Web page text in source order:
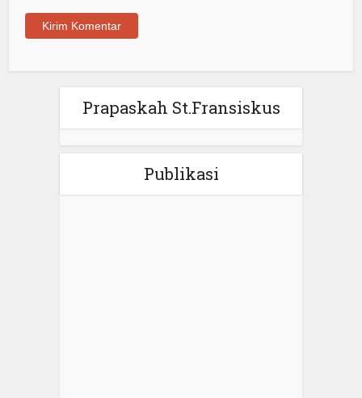
Prapaskah St.Fransiskus
Publikasi